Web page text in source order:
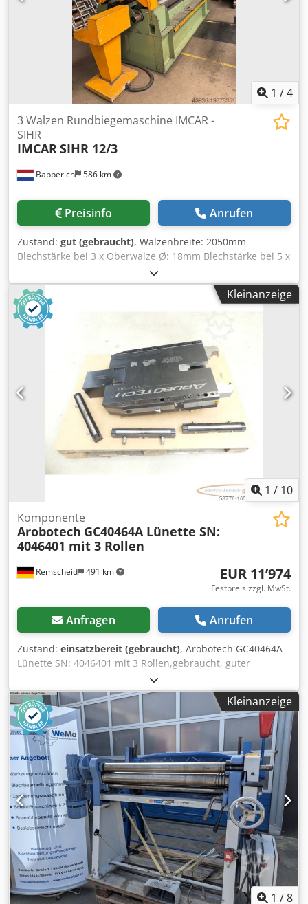
1 /4
Babberich 586 km
3 Walzen Rundbiegemaschine IMCAR -
SIHR
IMCAR SIHR 12/3
Preisinfo Anrufen
Zustand: gut (gebraucht), Walzenbreite: 2050mm
Blechstärke bei 3 x Oberwalze Ø: 18mm Blechstärke bei 5 x
Oberwalze Ø: 21mm Blechstärke bei Anbiegung: 12mm
Oberwalze Ø: 280mm Seitenwalze Ø: 260mm Anzahl
Rollen: 3 Biegegeschwindigkeit: 0-5 Verstellung
Unterwalze: 0-150mm/min. Verstellung Seitenwalze: 0-
150mm/min. Obersupport: yes Leistung: 12kW Länge:
3000mm Breite: 1500mm Dedpfx Ajwtpgtsnyowa Höhe:
1600mm Gewicht: 5200kg
Kleinanzeige
1 / 10
Remscheid 491 km
Komponente
Arobotech GC40464A Lünette SN:
4046401 mit 3 Rollen
EUR 11’974
Festpreis zzgl. MwSt.
Anfragen Anrufen
Zustand: einsatzbereit (gebraucht), Arobotech GC40464A
Lünette SN: 4046401 mit 3 Rollen,gebraucht, guter
Erhaltungszustand, 100% funktionsfähig, Lieferumfang
gem. Fotos ACHTUNG: Kosten für Verpackung und Versand
bitte separat anfragen! ATTENTION: Please enquire for
charges for packing and transport separately! Dsdpfet D
Slwjx Anyewa
Kleinanzeige
1 /8